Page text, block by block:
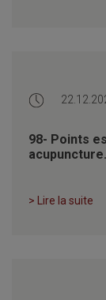
98- Points
acupuncture.
> Lire la suite